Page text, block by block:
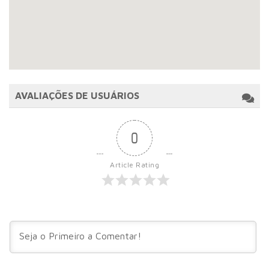
AVALIAÇÕES DE USUÁRIOS
0
Article Rating